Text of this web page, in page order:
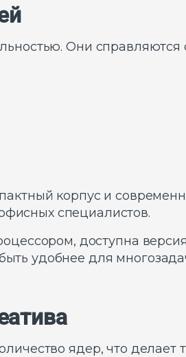
Они справляются
корпус и
специалистов.
доступна версия
удобнее для
ядер, что